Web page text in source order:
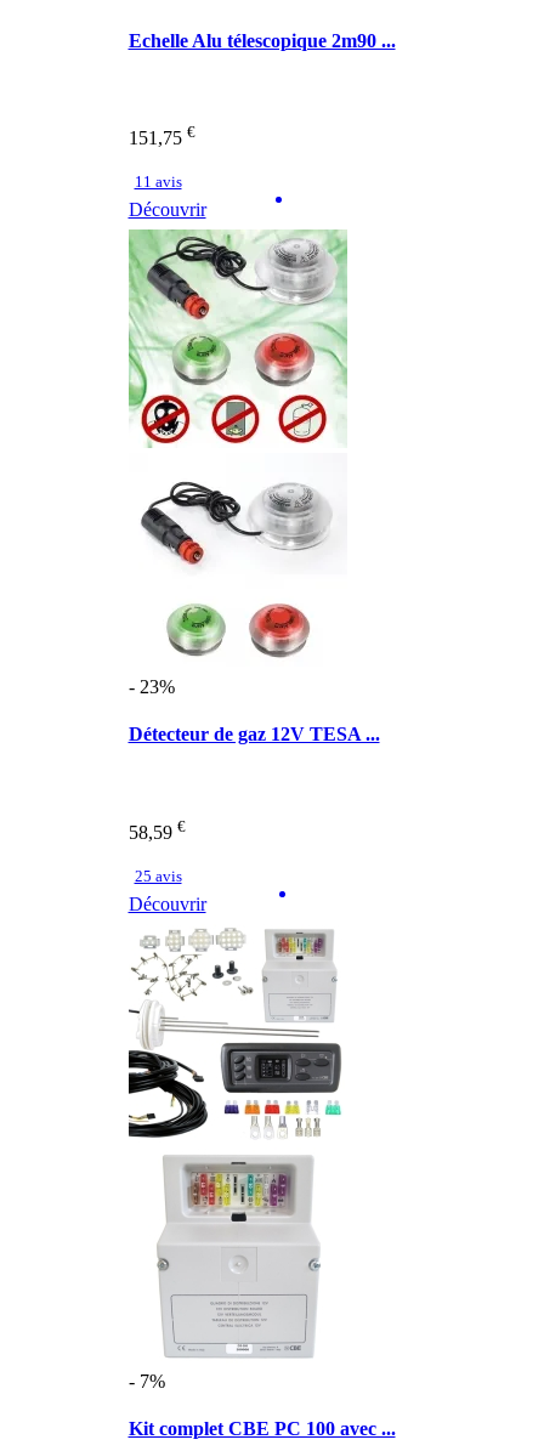
Echelle Alu télescopique 2m90 ...
151,75 €
11 avis
Découvrir
- 23%
Détecteur de gaz 12V TESA ...
58,59 €
25 avis
Découvrir
- 7%
Kit complet CBE PC 100 avec ...